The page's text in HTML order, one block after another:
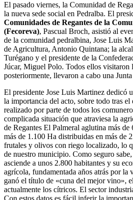
El pasado viernes, la Comunidad de
la nueva sede social en Pedralba. El
Comunidades de Regantes de la
(Fecoreva), Pascual Broch, asistió al
de la comunidad pedralbina, Jose Luis
de Agricultura, Antonio Quintana; la
Turégano y el presidente de la
Júcar, Miguel Polo. Todos ellos visitaron
posteriormente, llevaron a cabo una
El presidente Jose Luis Martinez dedicó
la importancia del acto, sobre todo tras el
realizado por parte de todos los
complicada situación que atraviesa la
de Regantes El Palmeral aglutina más de
más de 1.100 Ha distribuidas en más de
frutales y olivos con riego localizado, lo
de nuestro municipio. Como seguro
asciende a unos 2.800 habitantes y su
agrícola, fundamentada años atrás por la
ganó el título de «cuna del mejor vino»,
actualmente los cítricos. El sector